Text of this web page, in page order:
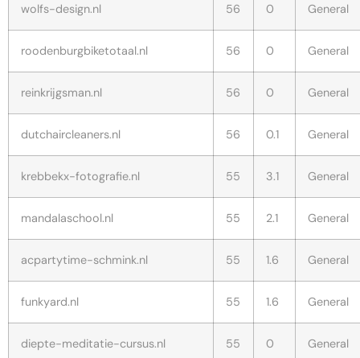
wolfs-design.nl 56 0 General
roodenburgbiketotaal.nl 56 0 General
reinkrijgsman.nl 56 0 General
dutchaircleaners.nl 56 0.1 General
krebbekx-fotografie.nl 55 3.1 General
mandalaschool.nl 55 2.1 General
acpartytime-schmink.nl 55 1.6 General
funkyard.nl 55 1.6 General
diepte-meditatie-cursus.nl 55 0 General